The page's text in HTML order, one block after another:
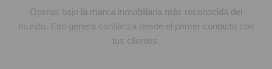
Operas bajo la marca inmobiliaria más reconocida del
mundo. Eso genera confianza desde el primer contacto con
tus clientes.